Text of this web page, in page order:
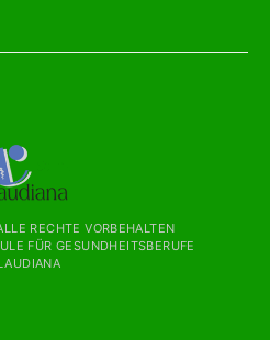
RECHTE VORBEHALTEN
FÜR GESUNDHEITSBERUFE